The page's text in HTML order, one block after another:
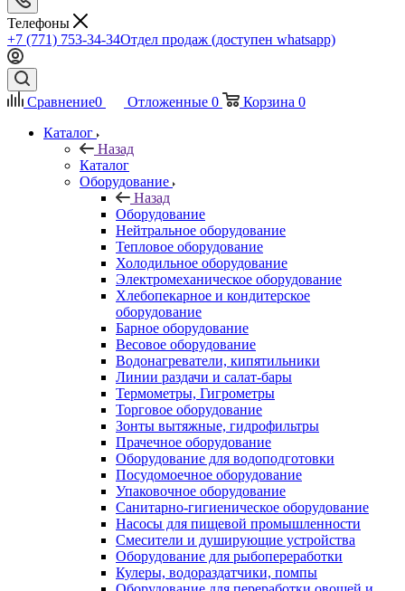
Телефоны
+7 (771) 753-34-34Отдел продаж (доступен whatsapp)
Сравнение0 Отложенные 0 Корзина 0
Каталог
Назад
Каталог
Оборудование
Назад
Оборудование
Нейтральное оборудование
Тепловое оборудование
Холодильное оборудование
Электромеханическое оборудование
Хлебопекарное и кондитерское
оборудование
Барное оборудование
Весовое оборудование
Водонагреватели, кипятильники
Линии раздачи и салат-бары
Термометры, Гигрометры
Торговое оборудование
Зонты вытяжные, гидрофильтры
Прачечное оборудование
Оборудование для водоподготовки
Посудомоечное оборудование
Упаковочное оборудование
Санитарно-гигиеническое оборудование
Насосы для пищевой промышленности
Смесители и душирующие устройства
Оборудование для рыбопереработки
Кулеры, водораздатчики, помпы